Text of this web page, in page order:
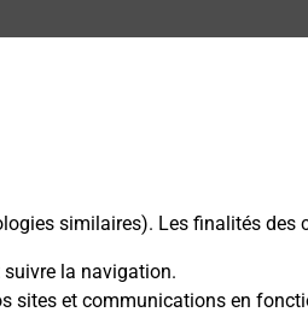
similaires). Les finalités des
la navigation.
sites et communications en
mobiles Samsung
les offres téléalarme